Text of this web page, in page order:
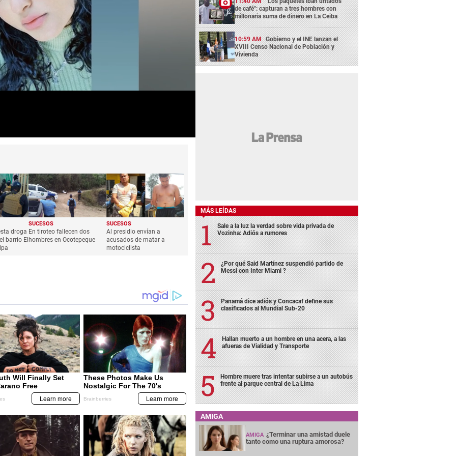
droga
barrio El
SUCESOS
En tiroteo fallecen dos
hombres en Ocotepeque
SUCESOS
Al presidio envían a
acusados de matar a
motociclista
de café": capturan a tres hombres con
millonaria suma de dinero en La Ceiba
10:59 AM Gobierno y el INE lanzan el
XVIII Censo Nacional de Población y
Vivienda
MÁS LEÍDAS
Sale a la luz la verdad sobre vida privada de
Vozinha: Adiós a rumores
¿Por qué Said Martínez suspendió partido de
Messi con Inter Miami ?
Panamá dice adiós y Concacaf define sus
clasificados al Mundial Sub-20
Hallan muerto a un hombre en una acera, a las
afueras de Vialidad y Transporte
Hombre muere tras intentar subirse a un autobús
frente al parque central de La Lima
AMIGA
AMIGA ¿Terminar una amistad duele
tanto como una ruptura amorosa?